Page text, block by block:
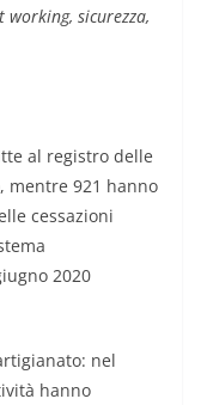
sicurezza,
al registro delle
mentre 921 hanno
cessazioni
2020
nel
hanno